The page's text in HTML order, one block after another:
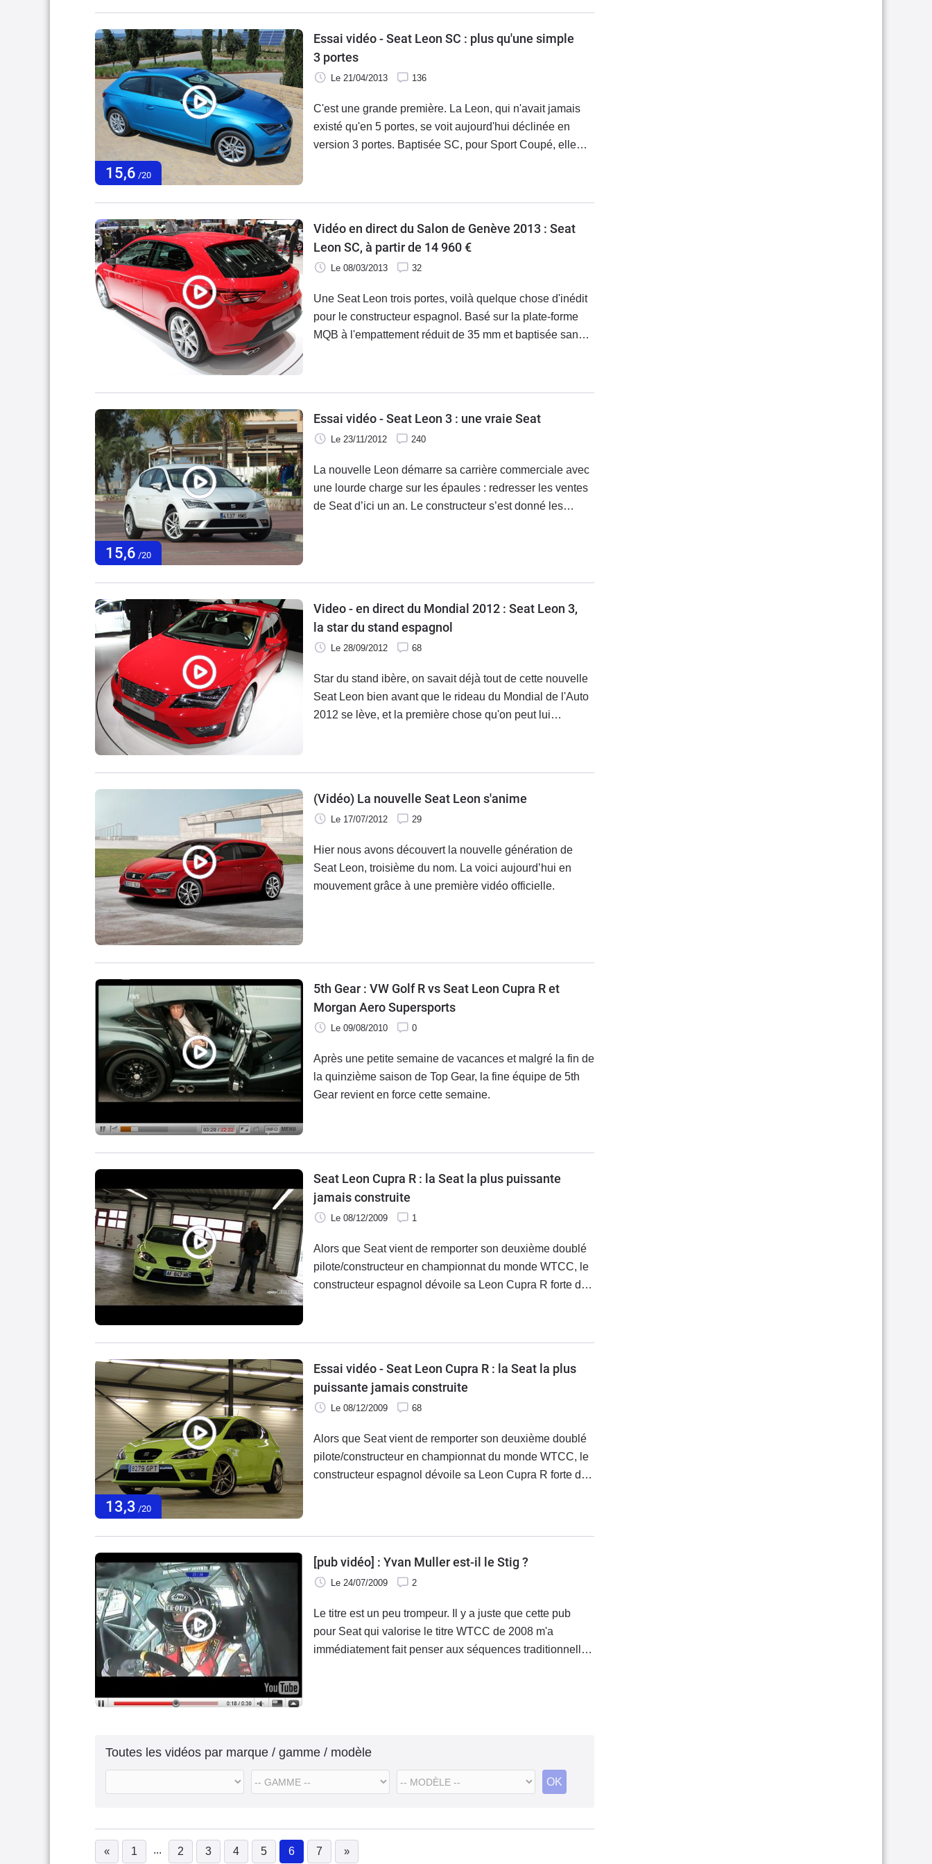
15,6 /20
Essai vidéo - Seat Leon SC : plus qu'une simple
3 portes
Le 21/04/2013 136
C'est une grande première. La Leon, qui n'avait jamais
existé qu'en 5 portes, se voit aujourd'hui déclinée en
version 3 portes. Baptisée SC, pour Sport Coupé, elle
petit coupé, avec plus de modifications qu'il n'y paraît.
Nous l'avons essayée non loin de Barcelone, et de
Martorell, où elle est fabriquée.
Vidéo en direct du Salon de Genève 2013 : Seat
Leon SC, à partir de 14 960 €
Le 08/03/2013 32
Une Seat Leon trois portes, voilà quelque chose d'inédit
pour le constructeur espagnol. Basé sur la plate-forme
MQB à l'empattement réduit de 35 mm et baptisée sans
15,6 /20
Essai vidéo - Seat Leon 3 : une vraie Seat
Le 23/11/2012 240
La nouvelle Leon démarre sa carrière commerciale avec
une lourde charge sur les épaules : redresser les ventes
de Seat d’ici un an. Le constructeur s’est donné les
Video - en direct du Mondial 2012 : Seat Leon 3,
la star du stand espagnol
Le 28/09/2012 68
Star du stand ibère, on savait déjà tout de cette nouvelle
Seat Leon bien avant que le rideau du Mondial de l'Auto
2012 se lève, et la première chose qu'on peut lui
(Vidéo) La nouvelle Seat Leon s'anime
Le 17/07/2012 29
Hier nous avons découvert la nouvelle génération de
Seat Leon, troisième du nom. La voici aujourd’hui en
mouvement grâce à une première vidéo officielle.
5th Gear : VW Golf R vs Seat Leon Cupra R et
Morgan Aero Supersports
Le 09/08/2010 0
Après une petite semaine de vacances et malgré la fin de
la quinzième saison de Top Gear, la fine équipe de 5th
Gear revient en force cette semaine.
Seat Leon Cupra R : la Seat la plus puissante
jamais construite
Le 08/12/2009 1
Alors que Seat vient de remporter son deuxième doublé
pilote/constructeur en championnat du monde WTCC, le
constructeur espagnol dévoile sa Leon Cupra R forte de
13,3 /20
Essai vidéo - Seat Leon Cupra R : la Seat la plus
puissante jamais construite
Le 08/12/2009 68
Alors que Seat vient de remporter son deuxième doublé
pilote/constructeur en championnat du monde WTCC, le
constructeur espagnol dévoile sa Leon Cupra R forte de
[pub vidéo] : Yvan Muller est-il le Stig ?
Le 24/07/2009 2
Le titre est un peu trompeur. Il y a juste que cette pub
pour Seat qui valorise le titre WTCC de 2008 m'a
immédiatement fait penser aux séquences traditionnelles
Toutes les vidéos par marque / gamme / modèle
OK
« 1 ... 2 3 4 5 6
(current)
7 »